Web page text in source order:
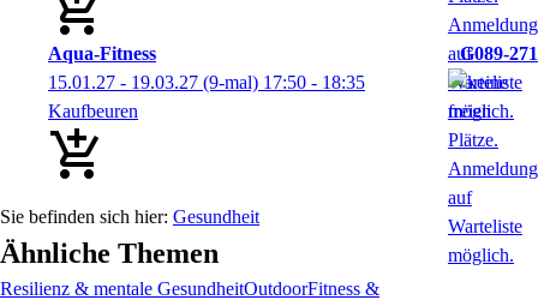
Aqua-Fitness
G089-271
15.01.27 - 19.03.27 (9-mal) 17:50 - 18:35
Kaufbeuren
Gesundheit
Ähnliche Themen
Resilienz & mentale GesundheitOutdoorFitness &